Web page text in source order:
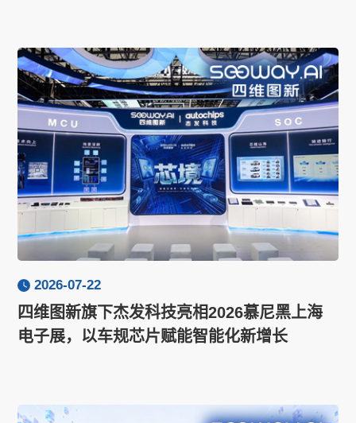
2026-07-22
四维图新旗下杰发科技亮相2026慕尼黑上海
电子展，以车规芯片赋能智能化新增长